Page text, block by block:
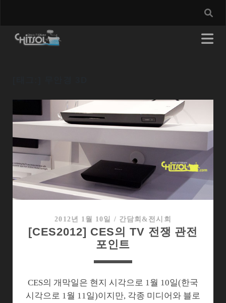
2012년 1월 10일 / 간담회&전시회
[CES2012] CES의 TV 전쟁 관전
포인트
CES의 개막일은 현지 시각으로 1월 10일(한국
시각으로 1월 11일)이지만, 각종 미디어와 블로